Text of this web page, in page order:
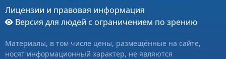
Лицензии и правовая информация
Версия для людей с ограничением по зрению
Материалы, в том числе цены, размещённые на сайте,
носят информационный характер, не являются